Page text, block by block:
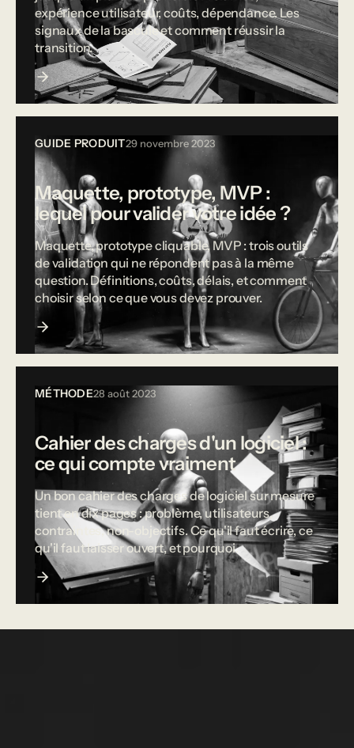
expérience utilisateur, coûts, dépendance. Les
signaux de la bascule et comment réussir la
transition.
GUIDE PRODUIT29 novembre 2023
Maquette, prototype, MVP :
lequel pour valider votre idée ?
Maquette, prototype cliquable, MVP : trois outils
de validation qui ne répondent pas à la même
question. Définitions, coûts, délais, et comment
choisir selon ce que vous devez prouver.
MÉTHODE28 août 2023
Cahier des charges d'un logiciel :
ce qui compte vraiment
Un bon cahier des charges de logiciel sur mesure
tient en dix pages : problème, utilisateurs,
contraintes, non-objectifs. Ce qu'il faut écrire, ce
qu'il faut laisser ouvert, et pourquoi.